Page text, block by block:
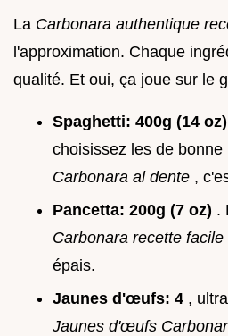
La Carbonara authentique
l'approximation. Chaque
qualité. Et oui, ça joue sur le
Spaghetti: 400g (14 oz)
choisissez les de bonne
Carbonara al dente ,
Pancetta: 200g (7 oz) .
Carbonara recette facile
épais.
Jaunes d'œufs: 4 ,
Jaunes d'œufs